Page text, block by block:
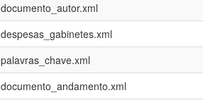
documento_autor.xml
despesas_gabinetes.xml
palavras_chave.xml
documento_andamento.xml